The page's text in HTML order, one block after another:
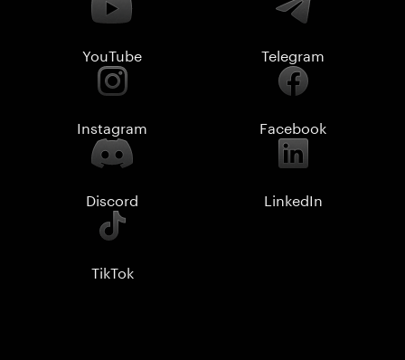
YouTube Telegram
Instagram Facebook
Discord LinkedIn
TikTok